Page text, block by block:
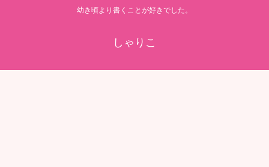
幼き頃より書くことが好きでした。
しゃりこ